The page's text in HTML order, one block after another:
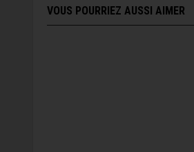
VOUS POURRIEZ AUSSI AIMER